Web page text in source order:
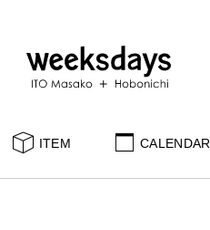
ITEM CALENDAR